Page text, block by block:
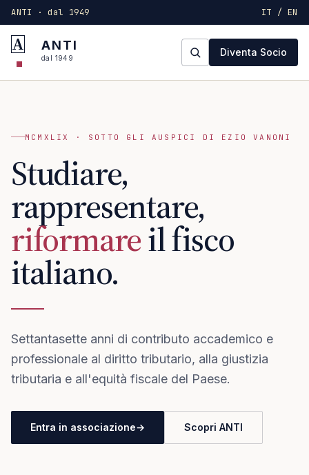
ANTI · dal 1949 IT / EN
A ANTI
dal 1949 Diventa Socio
MCMXLIX · SOTTO GLI AUSPICI DI EZIO VANONI
Studiare,
rappresentare,
riformareil fisco
italiano.
Settantasette anni di contributo accademico e
professionale al diritto tributario, alla giustizia
tributaria e all'equità fiscale del Paese.
Entra in associazione→ Scopri ANTI